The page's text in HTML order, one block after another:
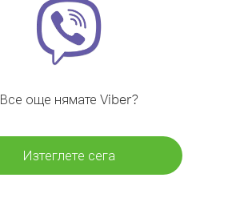
Все още нямате Viber?
Изтеглете сега